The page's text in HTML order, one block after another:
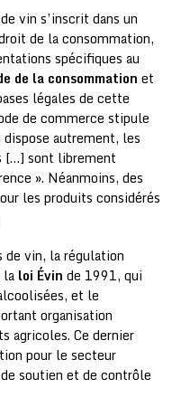
vin s’inscrit dans un
de la consommation,
spécifiques au
de la consommation et
légales de cette
de commerce stipule
autrement, les
[…] sont librement
». Néanmoins, des
les produits considérés
de vin, la régulation
la loi Évin de 1991, qui
et le
organisation
agricoles. Ce dernier
pour le secteur
soutien et de contrôle